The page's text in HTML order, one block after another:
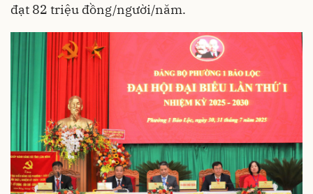
đạt 82 triệu đồng/người/năm.